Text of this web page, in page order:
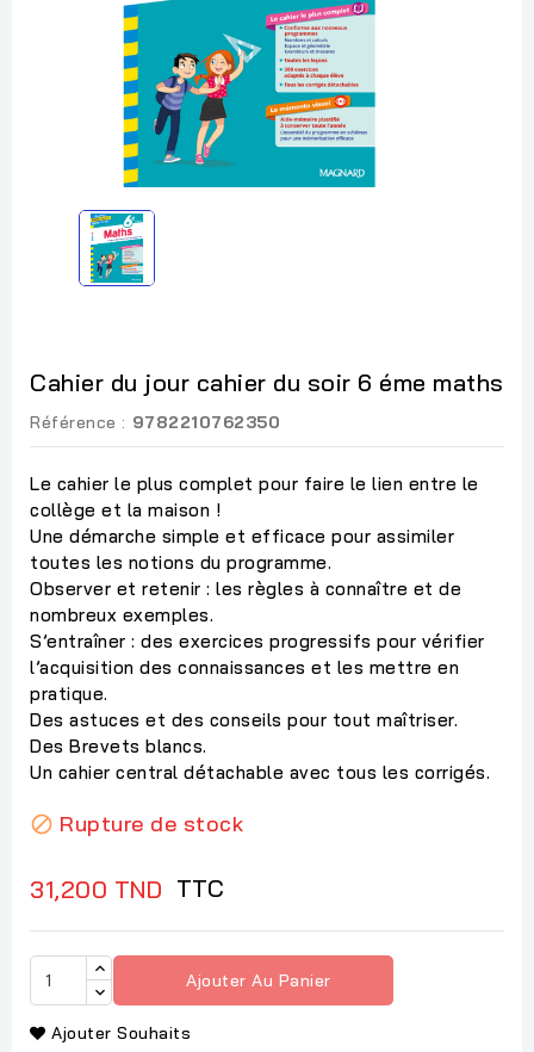
Cahier du jour cahier du soir 6 éme maths
Référence : 9782210762350
Le cahier le plus complet pour faire le lien entre le
collège et la maison !
Une démarche simple et efficace pour assimiler
toutes les notions du programme.
Observer et retenir : les règles à connaître et de
nombreux exemples.
S’entraîner : des exercices progressifs pour vérifier
l’acquisition des connaissances et les mettre en
pratique.
Des astuces et des conseils pour tout maîtriser.
Des Brevets blancs.
Un cahier central détachable avec tous les corrigés.
 Rupture de stock
31,200 TND TTC
Ajouter Au Panier
Ajouter Souhaits